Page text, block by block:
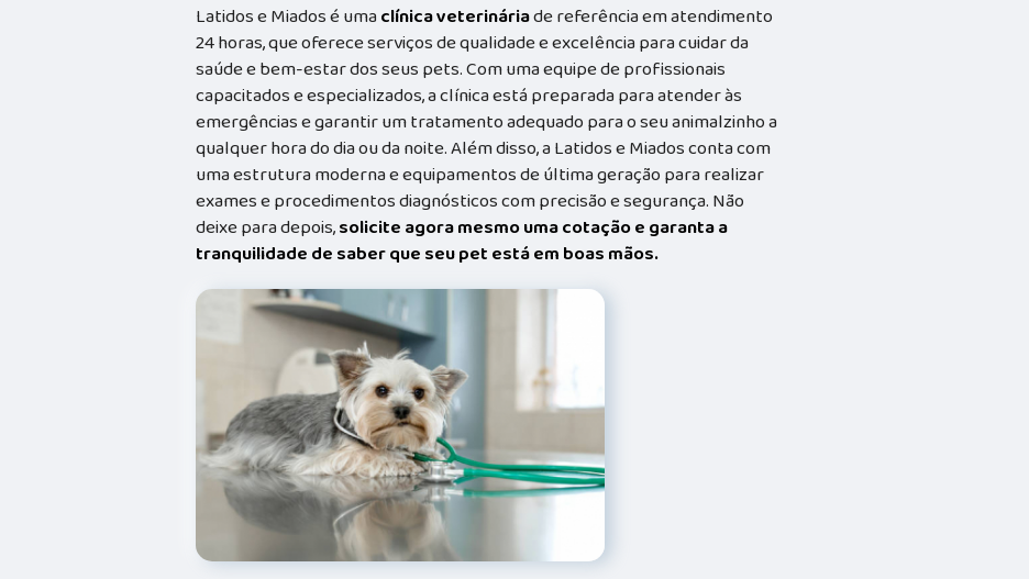
Latidos e Miados é umaclínica veterináriade referência em atendimento
24 horas, que oferece serviços de qualidade e excelência para cuidar da
saúde e bem-estar dos seus pets. Com uma equipe de profissionais
capacitados e especializados, a clínica está preparada para atender às
emergências e garantir um tratamento adequado para o seu animalzinho a
qualquer hora do dia ou da noite. Além disso, a Latidos e Miados conta com
uma estrutura moderna e equipamentos de última geração para realizar
exames e procedimentos diagnósticos com precisão e segurança. Não
deixe para depois,solicite agora mesmo uma cotação e garanta a
tranquilidade de saber que seu pet está em boas mãos.